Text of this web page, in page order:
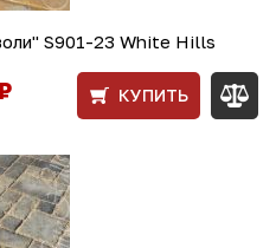
S901-23 White Hills
КУПИТЬ